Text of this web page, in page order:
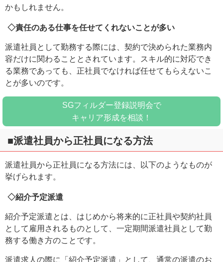
かもしれません。
◇責任のある仕事を任せてくれないことが多い
派遣社員として勤務する際には、契約で決められた業務内
容だけに関わることとされています。スキル的に対応でき
る業務であっても、正社員でなければ任せてもらえないこ
とが多いのです。
SGフィルダー登録説明会で
キャリア形成を相談！
■派遣社員から正社員になる方法
派遣社員から正社員になる方法には、以下のようなものが
挙げられます。
◇紹介予定派遣
紹介予定派遣とは、はじめから将来的に正社員や契約社員
として雇用されるものとして、一定期間派遣社員として勤
務する働き方のことです。
派遣求人の際に「紹介予定派遣」として、通常の派遣のお